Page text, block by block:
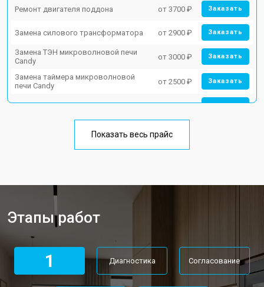
Ремонт двигателя поддона от 3700 ₽ Заказать
Замена силового трансформатора от 2900 ₽ Заказать
Замена ТЭН микроволновой печи
Candy
от 3000 ₽ Заказать
Замена таймера микроволновой
печи Candy
от 2500 ₽ Заказать
Замена конденсатора от 3500 ₽ Заказать
от 4500 ₽
Показать весь прайс
Этапы работ
1 Диагностика Согласование